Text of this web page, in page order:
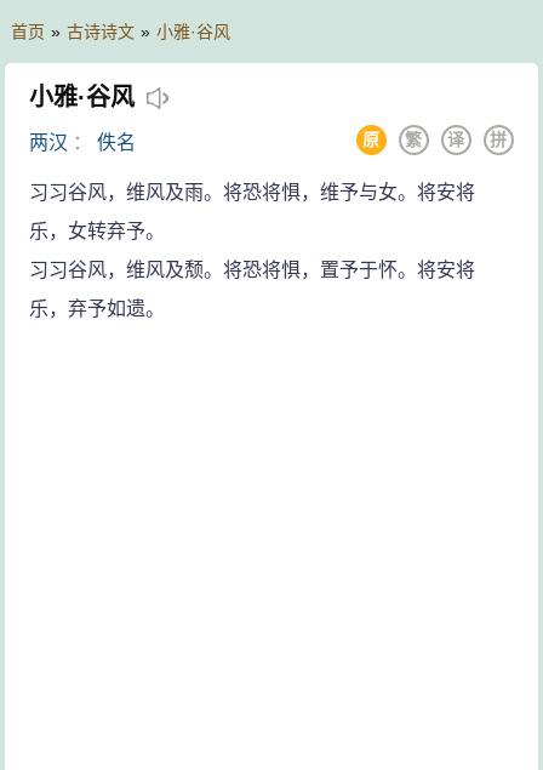
首页 » 古诗诗文 » 小雅·谷风
小雅·谷风
两汉 ：佚名 拼
译
繁
原
习习谷风，维风及雨。将恐将惧，维予与女。将安将
乐，女转弃予。
习习谷风，维风及颓。将恐将惧，置予于怀。将安将
乐，弃予如遗。